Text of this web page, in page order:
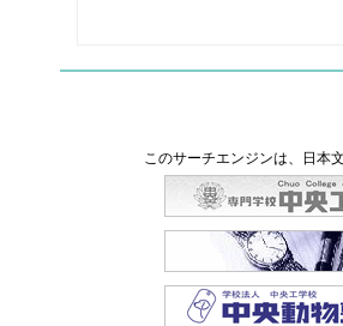
このサーチエンジンは、日本